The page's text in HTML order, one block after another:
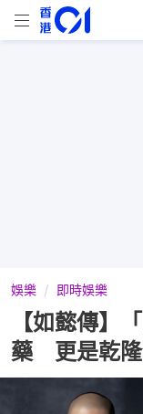
娛樂 即時娛樂
【如懿傳】
藥 更是乾隆